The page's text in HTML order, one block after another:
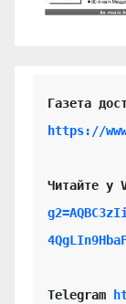
https://
Читайте у
Telegram